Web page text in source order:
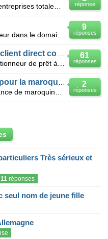
réponse
9
réponses
61
réponses
2
réponses
Très sérieux et
11 réponses
seul nom de jeune fille